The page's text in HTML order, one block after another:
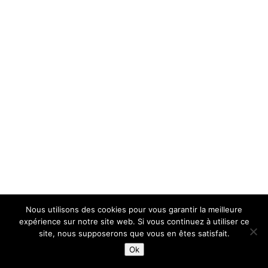
Nous utilisons des cookies pour vous garantir la meilleure
expérience sur notre site web. Si vous continuez à utiliser ce
site, nous supposerons que vous en êtes satisfait.
Ok